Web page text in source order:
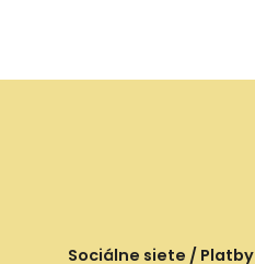
Sociálne siete / Platby